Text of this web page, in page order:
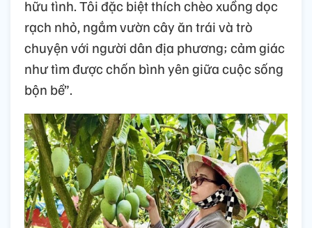
hữu tình. Tôi đặc biệt thích chèo xuồng dọc
rạch nhỏ, ngắm vườn cây ăn trái và trò
chuyện với người dân địa phương; cảm giác
như tìm được chốn bình yên giữa cuộc sống
bộn bề”.